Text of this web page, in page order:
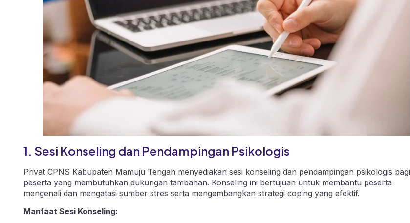
1. Sesi Konseling dan Pendampingan Psikologis
Privat CPNS Kabupaten Mamuju Tengah menyediakan sesi konseling dan pendampingan psikologis bagi
peserta yang membutuhkan dukungan tambahan. Konseling ini bertujuan untuk membantu peserta
mengenali dan mengatasi sumber stres serta mengembangkan strategi coping yang efektif.
Manfaat Sesi Konseling: